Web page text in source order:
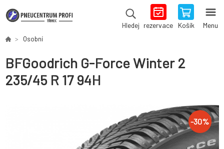
Hledej rezervace Košík Menu
Osobní
BFGoodrich G-Force Winter 2
235/45 R 17 94H
-30%